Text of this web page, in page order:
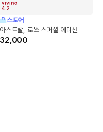
4.2
스토어
아스트랄, 로쏘 스페셜 에디션
32,000